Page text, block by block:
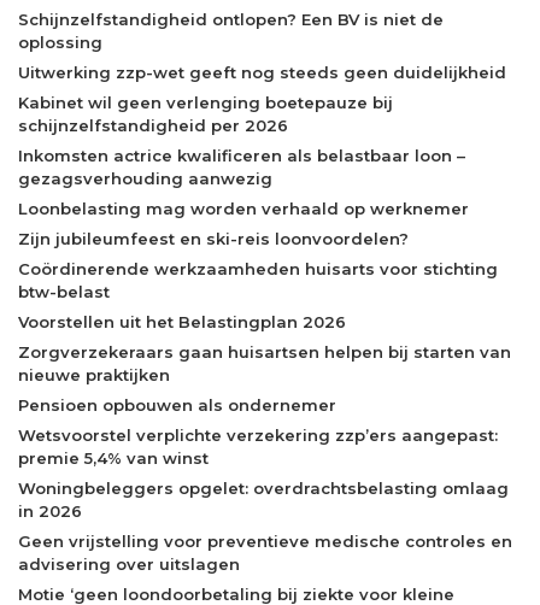
Schijnzelfstandigheid ontlopen? Een BV is niet de
oplossing
Uitwerking zzp-wet geeft nog steeds geen duidelijkheid
Kabinet wil geen verlenging boetepauze bij
schijnzelfstandigheid per 2026
Inkomsten actrice kwalificeren als belastbaar loon –
gezagsverhouding aanwezig
Loonbelasting mag worden verhaald op werknemer
Zijn jubileumfeest en ski-reis loonvoordelen?
Coördinerende werkzaamheden huisarts voor stichting
btw-belast
Voorstellen uit het Belastingplan 2026
Zorgverzekeraars gaan huisartsen helpen bij starten van
nieuwe praktijken
Pensioen opbouwen als ondernemer
Wetsvoorstel verplichte verzekering zzp’ers aangepast:
premie 5,4% van winst
Woningbeleggers opgelet: overdrachtsbelasting omlaag
in 2026
Geen vrijstelling voor preventieve medische controles en
advisering over uitslagen
Motie ‘geen loondoorbetaling bij ziekte voor kleine